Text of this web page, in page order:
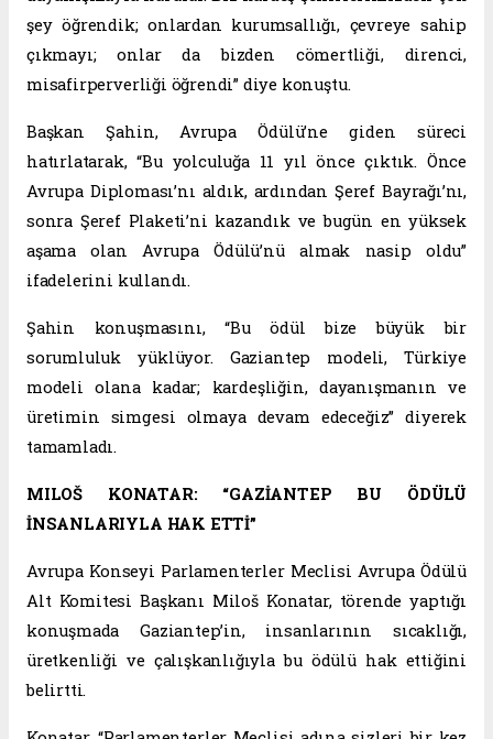
şey öğrendik; onlardan kurumsallığı, çevreye sahip
çıkmayı; onlar da bizden cömertliği, direnci,
misafirperverliği öğrendi” diye konuştu.
Başkan Şahin, Avrupa Ödülü’ne giden süreci
hatırlatarak, “Bu yolculuğa 11 yıl önce çıktık. Önce
Avrupa Diploması’nı aldık, ardından Şeref Bayrağı’nı,
sonra Şeref Plaketi’ni kazandık ve bugün en yüksek
aşama olan Avrupa Ödülü’nü almak nasip oldu”
ifadelerini kullandı.
Şahin konuşmasını, “Bu ödül bize büyük bir
sorumluluk yüklüyor. Gaziantep modeli, Türkiye
modeli olana kadar; kardeşliğin, dayanışmanın ve
üretimin simgesi olmaya devam edeceğiz” diyerek
tamamladı.
MILOŠ KONATAR: “GAZİANTEP BU ÖDÜLÜ
İNSANLARIYLA HAK ETTİ”
Avrupa Konseyi Parlamenterler Meclisi Avrupa Ödülü
Alt Komitesi Başkanı Miloš Konatar, törende yaptığı
konuşmada Gaziantep’in, insanlarının sıcaklığı,
üretkenliği ve çalışkanlığıyla bu ödülü hak ettiğini
belirtti.